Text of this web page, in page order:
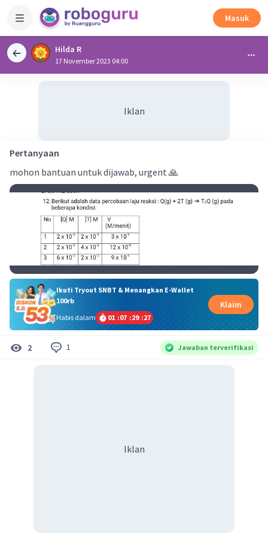
Masuk
Hilda R
17 November 2023 04:00
Iklan
Pertanyaan
mohon bantuan untuk dijawab, urgent 🙏
Ikuti Tryout SNBT & Menangkan E-Wallet
100rb
Habis dalam
01 :07 :29 :26
Klaim
2 1 Jawaban terverifikasi
Iklan